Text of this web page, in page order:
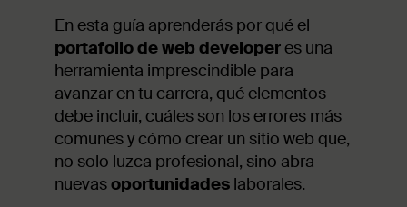
En esta guía aprenderás por qué el
portafolio de web developeres una
herramienta imprescindible para
avanzar en tu carrera, qué elementos
debe incluir, cuáles son los errores más
comunes y cómo crear un sitio web que,
no solo luzca profesional, sino abra
nuevasoportunidades laborales.